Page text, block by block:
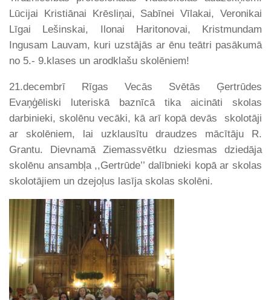
Lūcijai Kristiānai Krēsliņai, Sabīnei Vīlakai, Veronikai
Līgai Lešinskai, Ilonai Haritonovai, Kristmundam
Ingusam Lauvam, kuri uzstājās ar ēnu teātri pasākumā
no 5.- 9.klases un arodklašu skolēniem!
21.decembrī Rīgas Vecās Svētās Ģertrūdes
Evaņģēliski luteriskā baznīcā tika aicināti skolas
darbinieki, skolēnu vecāki, kā arī kopā devās skolotāji
ar skolēniem, lai uzklausītu draudzes mācītāju R.
Grantu. Dievnamā Ziemassvētku dziesmas dziedāja
skolēnu ansambļa ,,Gertrūde’’ dalībnieki kopā ar skolas
skolotājiem un dzejoļus lasīja skolas skolēni.